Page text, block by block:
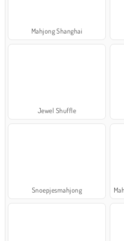
Mahjong Shanghai
Jewel Shuffle
Snoepjesmahjong